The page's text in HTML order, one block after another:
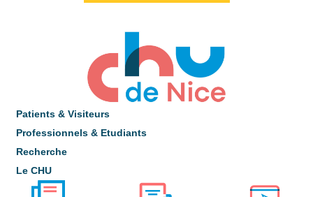
Patients & Visiteurs
Professionnels & Etudiants
Recherche
Le CHU